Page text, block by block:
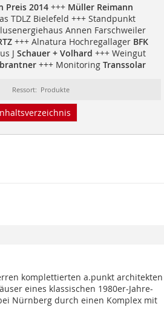
Preis 2014+++ Müller Reimann
TDLZ Bielefeld +++ Standpunkt
Annen Farschweiler
+++ Alnatura Hochregallager BFK
J Schauer + Volhard +++ Weingut
+++ Monitoring Transsolar
Ressort: Produkte
komplettierten a.punkt architekten
eines klassischen 1980er-Jahre-
Nürnberg durch einen Komplex mit